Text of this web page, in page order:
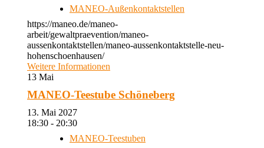
MANEO-Außenkontaktstellen
https://maneo.de/maneo-
arbeit/gewaltpraevention/maneo-
aussenkontaktstellen/maneo-aussenkontaktstelle-neu-
hohenschoenhausen/
Weitere Informationen
13 Mai
MANEO-Teestube Schöneberg
13. Mai 2027
18:30 - 20:30
MANEO-Teestuben